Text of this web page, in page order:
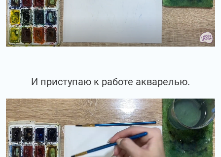
И приступаю к работе акварелью.